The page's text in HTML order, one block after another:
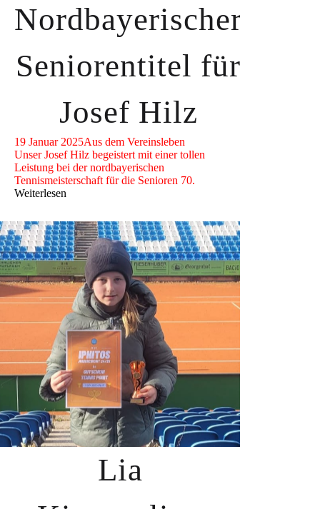
Nordbayerischer
Seniorentitel für
Josef Hilz
19 Januar 2025Aus dem Vereinsleben
Unser Josef Hilz begeistert mit einer tollen
Leistung bei der nordbayerischen
Tennismeisterschaft für die Senioren 70.
Weiterlesen
Lia